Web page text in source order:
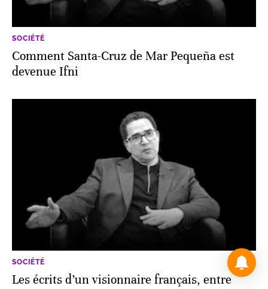
SOCIÉTÉ
Comment Santa-Cruz de Mar Pequeña est
devenue Ifni
SOCIÉTÉ
Les écrits d’un visionnaire français, entre